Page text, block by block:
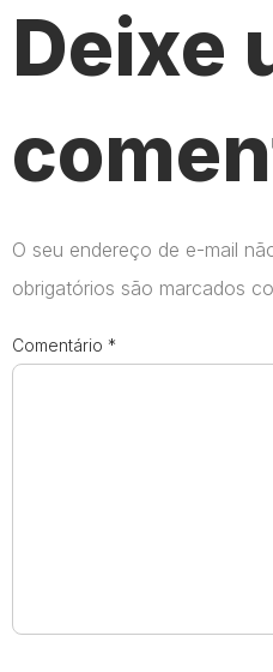
Deixe
O seu endereço de e-mail
obrigatórios são marcados
Comentário *